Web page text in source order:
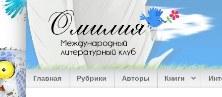
Перейти к основному содержанию
Омилия
Международный
литературный клуб
Главная Рубрики Авторы Книги